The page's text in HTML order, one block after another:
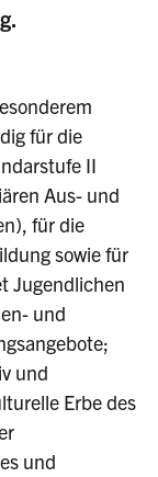
für die
II
Aus- und
für die
sowie für
Jugendlichen
und
und
Erbe des
und